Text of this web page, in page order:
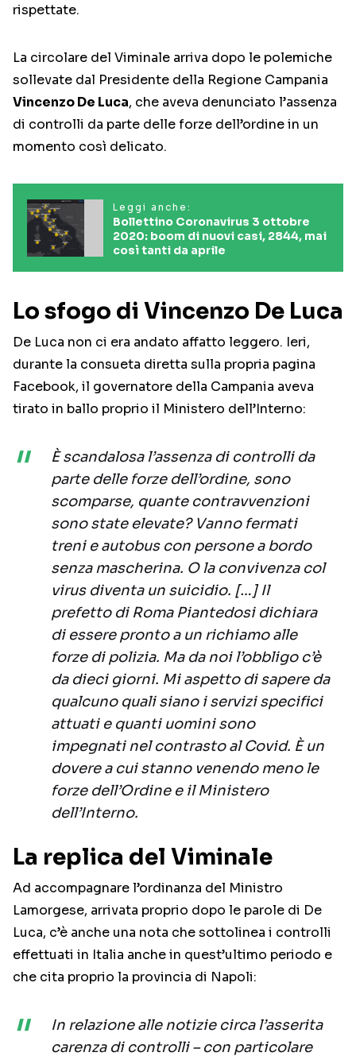
rispettate.
La circolare del Viminale arriva dopo le polemiche
sollevate dal Presidente della Regione Campania
Vincenzo De Luca, che aveva denunciato l’assenza
di controlli da parte delle forze dell’ordine in un
momento così delicato.
Leggi anche:
Bollettino Coronavirus 3 ottobre
2020: boom di nuovi casi, 2844, mai
così tanti da aprile
Lo sfogo di Vincenzo De Luca
De Luca non ci era andato affatto leggero. Ieri,
durante la consueta diretta sulla propria pagina
Facebook, il governatore della Campania aveva
tirato in ballo proprio il Ministero dell’Interno:
È scandalosa l’assenza di controlli da
parte delle forze dell’ordine, sono
scomparse, quante contravvenzioni
sono state elevate? Vanno fermati
treni e autobus con persone a bordo
senza mascherina. O la convivenza col
virus diventa un suicidio. […] Il
prefetto di Roma Piantedosi dichiara
di essere pronto a un richiamo alle
forze di polizia. Ma da noi l’obbligo c’è
da dieci giorni. Mi aspetto di sapere da
qualcuno quali siano i servizi specifici
attuati e quanti uomini sono
impegnati nel contrasto al Covid. È un
dovere a cui stanno venendo meno le
forze dell’Ordine e il Ministero
dell’Interno.
La replica del Viminale
Ad accompagnare l’ordinanza del Ministro
Lamorgese, arrivata proprio dopo le parole di De
Luca, c’è anche una nota che sottolinea i controlli
effettuati in Italia anche in quest’ultimo periodo e
che cita proprio la provincia di Napoli:
In relazione alle notizie circa l’asserita
carenza di controlli – con particolare